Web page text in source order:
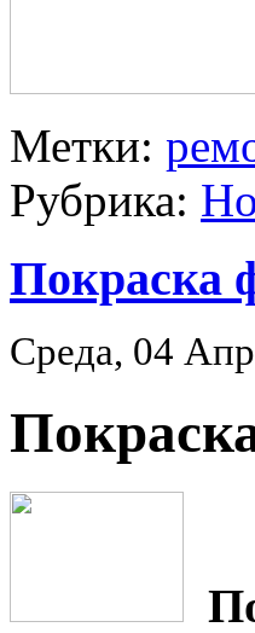
Метки:
Рубрика:
Покраска
Среда, 04